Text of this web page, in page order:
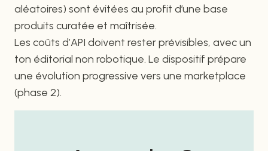
aléatoires) sont évitées au profit d’une base
produits curatée et maîtrisée.
Les coûts d’API doivent rester prévisibles, avec un
ton éditorial non robotique. Le dispositif prépare
une évolution progressive vers une marketplace
(phase 2).